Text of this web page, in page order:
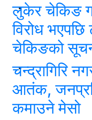
लुकेर चेकिङ
विरोध
चेकिङको
चन्द्रागिरि
आतंक,
कमाउने मेसो